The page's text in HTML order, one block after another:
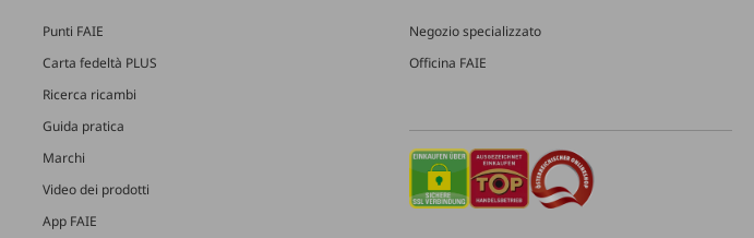
Punti FAIE
Carta fedeltà PLUS
Ricerca ricambi
Guida pratica
Marchi
Video dei prodotti
App FAIE
Negozio specializzato
Officina FAIE